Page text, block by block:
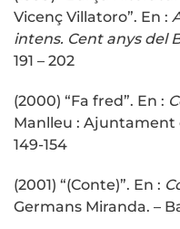
Vicenç Villatoro”. En :
intens. Cent anys del
191 – 202
(2000) “Fa fred”. En :
Manlleu : Ajuntament
149-154
(2001) “(Conte)”. En :
Germans Miranda. –